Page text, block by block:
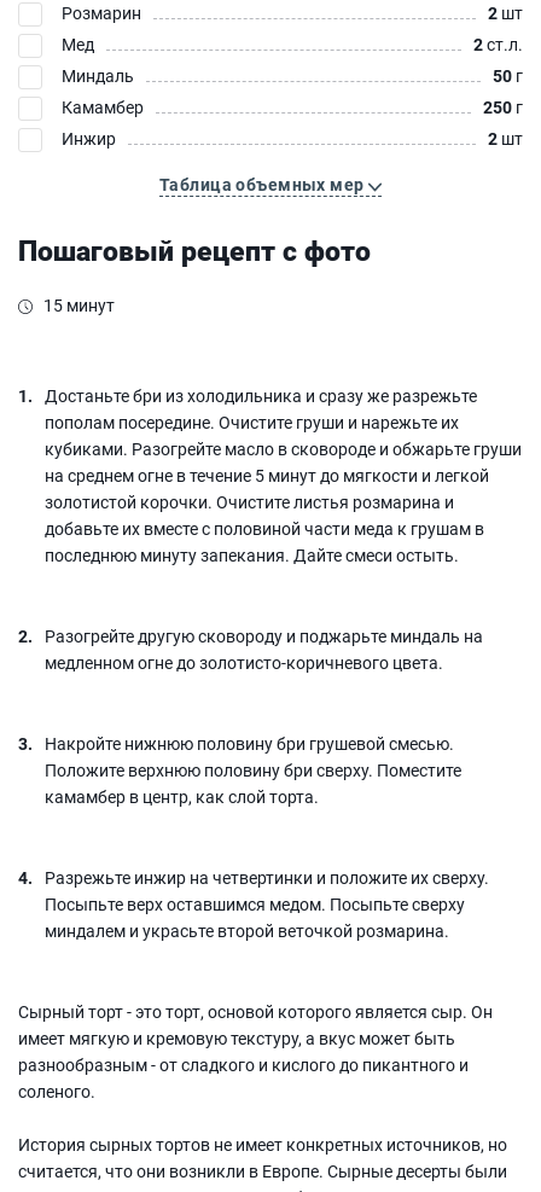
Розмарин
2 шт
Мед
2ст.л.
Миндаль
50 г
Камамбер
250 г
Инжир
2 шт
Таблица объемных мер
Пошаговый рецепт с фото
15 минут
Достаньте бри из холодильника и сразу же разрежьте
пополам посередине. Очистите груши и нарежьте их
кубиками. Разогрейте масло в сковороде и обжарьте груши
на среднем огне в течение 5 минут до мягкости и легкой
золотистой корочки. Очистите листья розмарина и
добавьте их вместе с половиной части меда к грушам в
последнюю минуту запекания. Дайте смеси остыть.
Разогрейте другую сковороду и поджарьте миндаль на
медленном огне до золотисто-коричневого цвета.
Накройте нижнюю половину бри грушевой смесью.
Положите верхнюю половину бри сверху. Поместите
камамбер в центр, как слой торта.
Разрежьте инжир на четвертинки и положите их сверху.
Посыпьте верх оставшимся медом. Посыпьте сверху
миндалем и украсьте второй веточкой розмарина.
Сырный торт - это торт, основой которого является сыр. Он
имеет мягкую и кремовую текстуру, а вкус может быть
разнообразным - от сладкого и кислого до пикантного и
соленого.
История сырных тортов не имеет конкретных источников, но
считается, что они возникли в Европе. Сырные десерты были